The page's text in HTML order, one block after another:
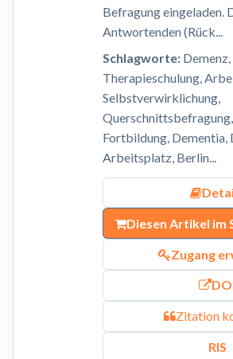
Befragung eingeladen.
Antwortenden (Rück...
Schlagworte:
Therapieschulung,
Selbstverwirklichung,
Fortbildung, Dementia,
Arbeitsplatz, Berlin...
Diesen Artikel im
Zugang
Zitation
RIS